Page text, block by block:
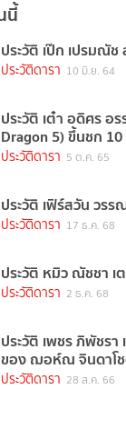
นี้
ประวัติ เป๊ก เปรมณั
ประวัติดารา 10 มิ.ย. 64
ประวัติ เต๋า อดิศร อ
Dragon 5) ขึ้นชก
ประวัติดารา 5 ต.ค. 65
ประวัติ เฟิร์สวัน วร
ประวัติดารา 17 ธ.ค. 68
ประวัติ หมิว ณัชชา
ประวัติดารา 2 ธ.ค. 68
ประวัติ เพชร ภิพัชรา
ของ ฌอห์ณ จินดาโ
ประวัติดารา 28 ส.ค. 66